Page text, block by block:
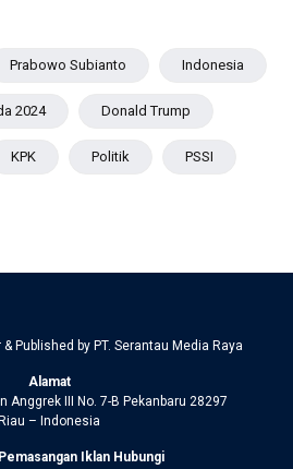
Prabowo Subianto Indonesia
2024 Donald Trump
KPK Politik PSSI
Published by PT. Serantau Media Raya
Alamat
Anggrek III No. 7-B Pekanbaru 28297
– Indonesia
Iklan Hubungi